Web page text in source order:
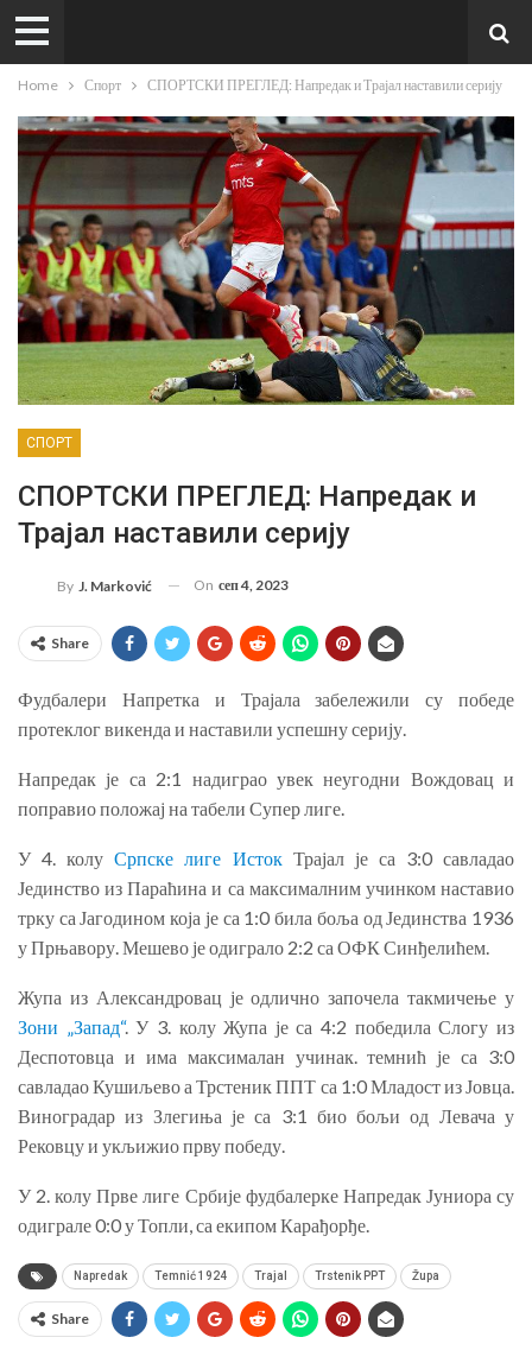
Home Спорт СПОРТСКИ ПРЕГЛЕД: Напредак и Трајал наставили серију
СПОРТ
СПОРТСКИ ПРЕГЛЕД: Напредак и
Трајал наставили серију
By J. Marković On сеп 4, 2023
Share
Фудбалери Напретка и Трајала забележили су победе
протеклог викенда и наставили успешну серију.
Напредак је са 2:1 надиграо увек неугодни Вождовац и
поправио положај на табели Супер лиге.
У 4. колуСрпске лиге ИстокТрајал је са 3:0 савладао
Јединство из Параћина и са максималним учинком наставио
трку са Јагодином која је са 1:0 била боља од Јединства 1936
у Прњавору. Мешево је одиграло 2:2 са ОФК Синђелићем.
Жупа из Александровац је одлично започела такмичење у
Зони „Запад“. У 3. колу Жупа је са 4:2 победила Слогу из
Деспотовца и има максималан учинак. темнић је са 3:0
савладао Кушиљево а Трстеник ППТ са 1:0 Младост из Јовца.
Виноградар из Злегиња је са 3:1 био бољи од Левача у
Рековцу и укљижио прву победу.
У 2. колу Прве лиге Србије фудбалерке Напредак Јуниора су
одиграле 0:0 у Топли, са екипом Карађорђе.
Napredak Temnić 1924 Trajal Trstenik PPT Župa
Share